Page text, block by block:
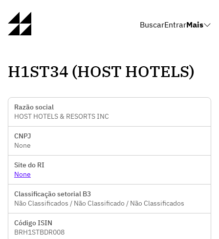
BuscarEntrarMais
H1ST34 (HOST HOTELS)
Razão social
HOST HOTELS & RESORTS INC
CNPJ
None
Site do RI
None
Classificação setorial B3
Não Classificados / Não Classificado / Não Classificados
Código ISIN
BRH1STBDR008